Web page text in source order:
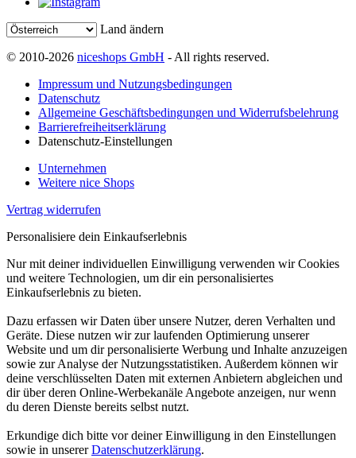
Land ändern
© 2010-2026 niceshops GmbH - All rights reserved.
Impressum und Nutzungsbedingungen
Datenschutz
Allgemeine Geschäftsbedingungen und Widerrufsbelehrung
Barrierefreiheitserklärung
Datenschutz-Einstellungen
Unternehmen
Weitere nice Shops
Vertrag widerrufen
Personalisiere dein Einkaufserlebnis
Nur mit deiner individuellen Einwilligung verwenden wir Cookies
und weitere Technologien, um dir ein personalisiertes
Einkaufserlebnis zu bieten.
Dazu erfassen wir Daten über unsere Nutzer, deren Verhalten und
Geräte. Diese nutzen wir zur laufenden Optimierung unserer
Website und um dir personalisierte Werbung und Inhalte anzuzeigen
sowie zur Analyse der Nutzungsstatistiken. Außerdem können wir
deine verschlüsselten Daten mit externen Anbietern abgleichen und
dir über deren Online-Werbekanäle Angebote anzeigen, nur wenn
du deren Dienste bereits selbst nutzt.
Erkundige dich bitte vor deiner Einwilligung in den Einstellungen
sowie in unsererDatenschutzerklärung.